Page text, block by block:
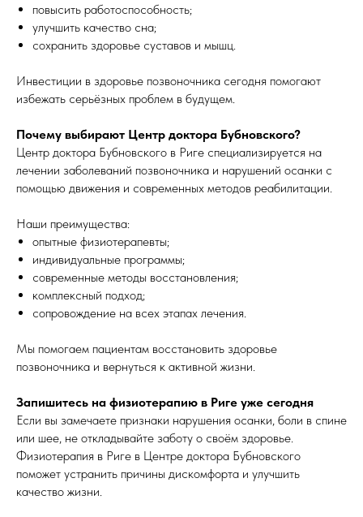
повысить работоспособность;
улучшить качество сна;
сохранить здоровье суставов и мышц.
Инвестиции в здоровье позвоночника сегодня помогают
избежать серьёзных проблем в будущем.
Почему выбирают Центр доктора Бубновского?
Центр доктора Бубновского в Риге специализируется на
лечении заболеваний позвоночника и нарушений осанки с
помощью движения и современных методов реабилитации.
Наши преимущества:
опытные физиотерапевты;
индивидуальные программы;
современные методы восстановления;
комплексный подход;
сопровождение на всех этапах лечения.
Мы помогаем пациентам восстановить здоровье
позвоночника и вернуться к активной жизни.
Запишитесь на физиотерапию в Риге уже сегодня
Если вы замечаете признаки нарушения осанки, боли в спине
или шее, не откладывайте заботу о своём здоровье.
Физиотерапия в Риге в Центре доктора Бубновского
поможет устранить причины дискомфорта и улучшить
качество жизни.